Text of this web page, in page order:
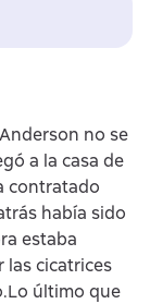
no se
a la casa de
contratado
había sido
estaba
las cicatrices
último que